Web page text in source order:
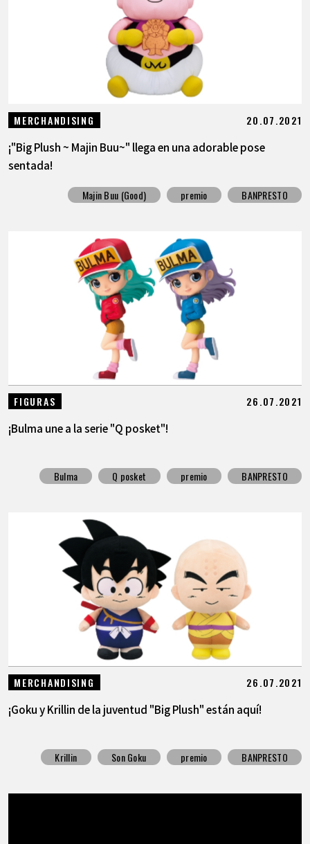
MERCHANDISING 20.07.2021
¡"Big Plush ~ Majin Buu~" llega en una adorable pose
sentada!
Majin Buu (Good) premio BANPRESTO
FIGURAS 26.07.2021
¡Bulma une a la serie "Q posket"!
Bulma Q posket premio BANPRESTO
MERCHANDISING 26.07.2021
¡Goku y Krillin de la juventud "Big Plush" están aquí!
Krillin Son Goku premio BANPRESTO